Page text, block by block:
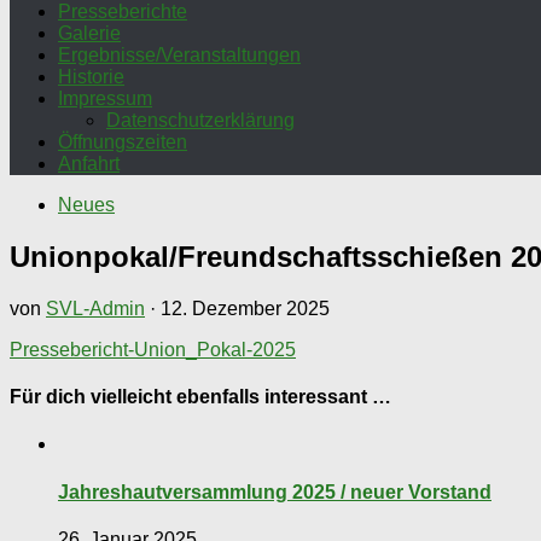
Presseberichte
Galerie
Ergebnisse/Veranstaltungen
Historie
Impressum
Datenschutzerklärung
Öffnungszeiten
Anfahrt
Neues
Unionpokal/Freundschaftsschießen
von SVL-Admin · 12. Dezember 2025
Pressebericht-Union_Pokal-2025
Für dich vielleicht ebenfalls interessant …
Jahreshautversammlung 2025 / neuer Vorstand